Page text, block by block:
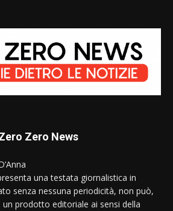
Zero News
una testata giornalistica in
senza nessuna periodicità, non può,
prodotto editoriale ai sensi della